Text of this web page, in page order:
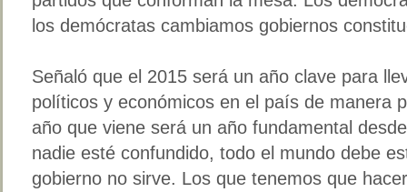
los demócratas cambiamos gobiernos
Señaló que el 2015 será un año clave para
políticos y económicos en el país de manera
año que viene será un año fundamental
nadie esté confundido, todo el mundo debe
gobierno no sirve. Los que tenemos que